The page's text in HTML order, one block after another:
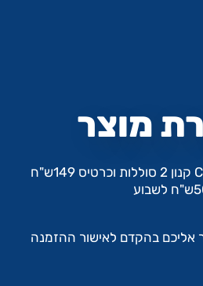
מוצר
מצלמה Canon SX740 קנון 2 סוללות וכרטיס 149ש"ח
אליכם בהקדם לאישור ההזמנה